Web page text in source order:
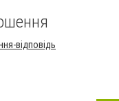
відповідь